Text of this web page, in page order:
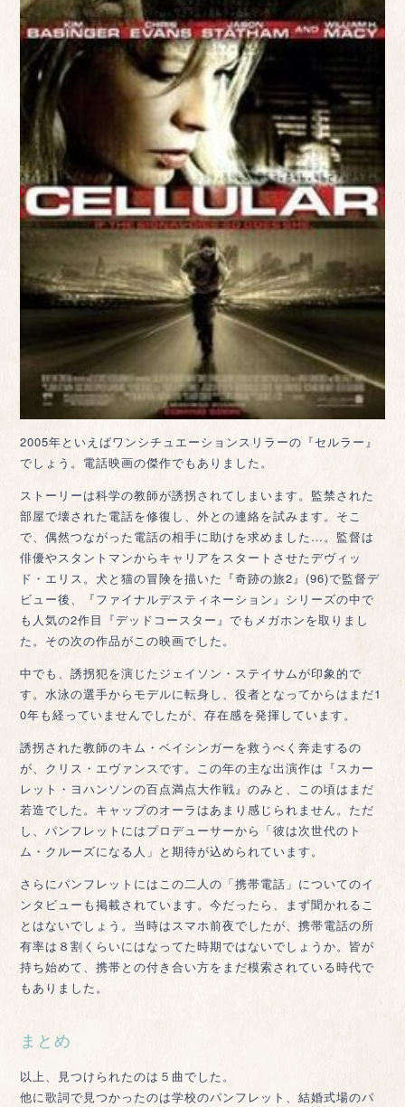
2005年といえばワンシチュエーションスリラーの『セルラー』
でしょう。電話映画の傑作でもありました。
ストーリーは科学の教師が誘拐されてしまいます。監禁された
部屋で壊された電話を修復し、外との連絡を試みます。そこ
で、偶然つながった電話の相手に助けを求めました…。監督は
俳優やスタントマンからキャリアをスタートさせたデヴィッ
ド・エリス。犬と猫の冒険を描いた『奇跡の旅2』(96)で監督デ
ビュー後、『ファイナルデスティネーション』シリーズの中で
も人気の2作目『デッドコースター』でもメガホンを取りまし
た。その次の作品がこの映画でした。
中でも、誘拐犯を演じたジェイソン・ステイサムが印象的で
す。水泳の選手からモデルに転身し、役者となってからはまだ1
0年も経っていませんでしたが、存在感を発揮しています。
誘拐された教師のキム・ベイシンガーを救うべく奔走するの
が、クリス・エヴァンスです。この年の主な出演作は『スカー
レット・ヨハンソンの百点満点大作戦』のみと、この頃はまだ
若造でした。キャップのオーラはあまり感じられません。ただ
し、パンフレットにはプロデューサーから「彼は次世代のト
ム・クルーズになる人」と期待が込められています。
さらにパンフレットにはこの二人の「携帯電話」についてのイ
ンタビューも掲載されています。今だったら、まず聞かれるこ
とはないでしょう。当時はスマホ前夜でしたが、携帯電話の所
有率は８割くらいにはなってた時期ではないでしょうか。皆が
持ち始めて、携帯との付き合い方をまだ模索されている時代で
もありました。
まとめ
以上、見つけられたのは５曲でした。
他に歌詞で見つかったのは学校のパンフレット、結婚式場のパ